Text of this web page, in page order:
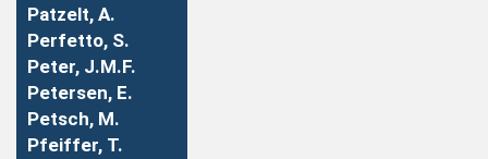
Patzelt, A.
Perfetto, S.
Peter, J.M.F.
Petersen, E.
Petsch, M.
Pfeiffer, T.